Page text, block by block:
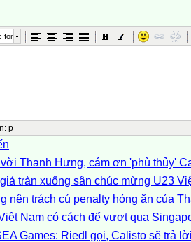
font
: p
Thanh Hưng, cám ơn 'phù thủy'
tràn xuống sân chúc mừng U23
nên trách cú penalty hỏng ăn của
Nam có cách để vượt qua
Games: Riedl gọi, Calisto sẽ trả